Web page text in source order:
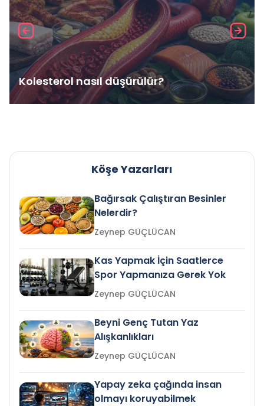
Kolesterol nasıl düşürülür?
Köşe Yazarları
Bağırsak Çalıştıran Besinler
Nelerdir?
Zeynep GÜÇLÜCAN
Kas Yapmak İçin Saatlerce
Spor Yapmanıza Gerek Yok
Zeynep GÜÇLÜCAN
Beyni Genç Tutan Yaz
Alışkanlıkları
Zeynep GÜÇLÜCAN
Yapay zeka çağında insan
olmayı koruyabilmek